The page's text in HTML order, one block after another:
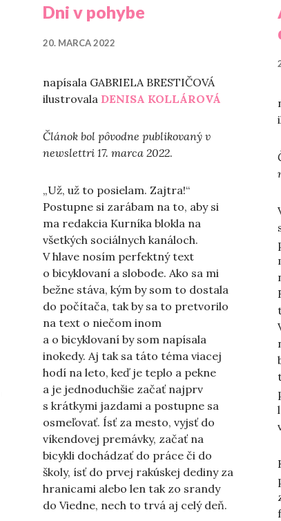
Dni v pohybe
20. MARCA 2022
napísala GABRIELA BRESTIČOVÁ
ilustrovala DENISA KOLLÁROVÁ
Článok bol pôvodne publikovaný v
newslettri 17. marca 2022.
„Už, už to posielam. Zajtra!“
Postupne si zarábam na to, aby si
ma redakcia Kurníka blokla na
všetkých sociálnych kanáloch.
V hlave nosím perfektný text
o bicyklovaní a slobode. Ako sa mi
bežne stáva, kým by som to dostala
do počítača, tak by sa to pretvorilo
na text o niečom inom
a o bicyklovaní by som napísala
inokedy. Aj tak sa táto téma viacej
hodí na leto, keď je teplo a pekne
a je jednoduchšie začať najprv
s krátkymi jazdami a postupne sa
osmeľovať. Ísť za mesto, vyjsť do
víkendovej premávky, začať na
bicykli dochádzať do práce či do
školy, ísť do prvej rakúskej dediny za
hranicami alebo len tak zo srandy
do Viedne, nech to trvá aj celý deň.